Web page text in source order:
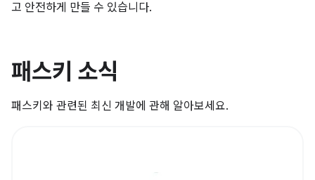
고 안전하게 만들 수 있습니다.
패스키 소식
패스키와 관련된 최신 개발에 관해 알아보세요.